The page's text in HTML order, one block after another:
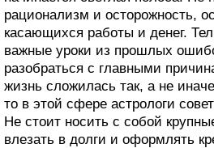
рационализм и осторожность,
касающихся работы и денег.
важные уроки из прошлых
разобраться с главными
жизнь сложилась так, а не
то в этой сфере астрологи
Не стоит носить с собой
влезать в долги и оформлять